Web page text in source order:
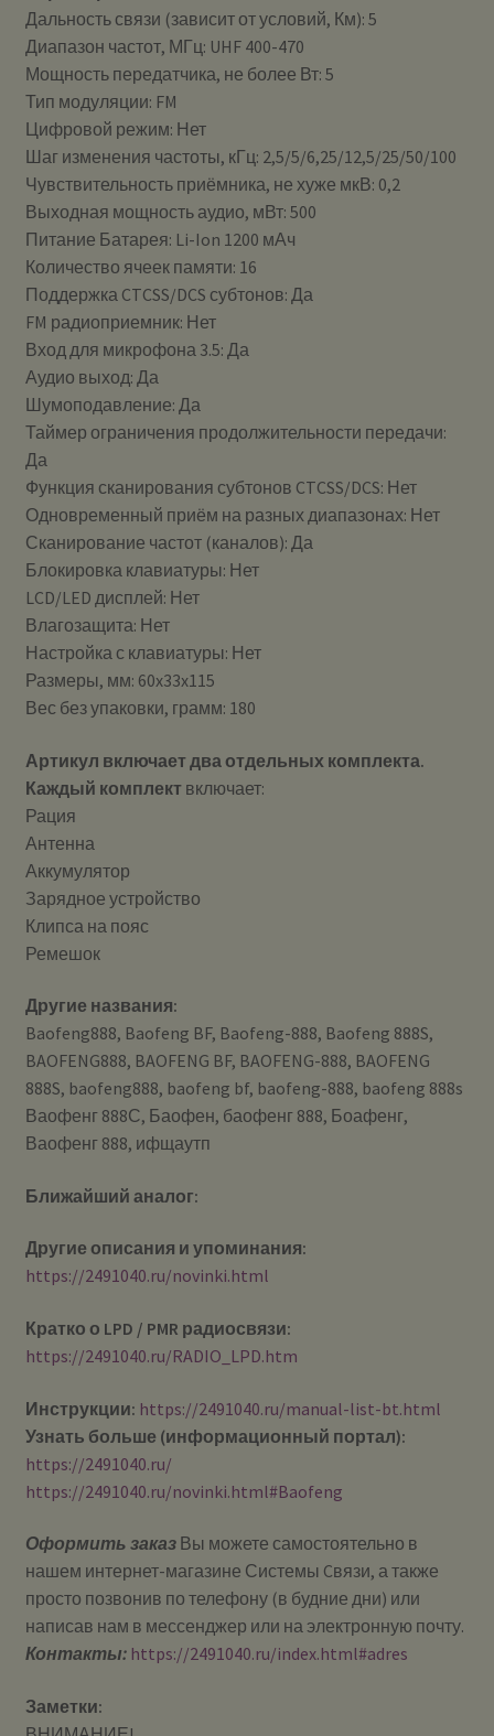
Дальность связи (зависит от условий, Км): 5
Диапазон частот, МГц: UHF 400-470
Мощность передатчика, не более Вт: 5
Тип модуляции: FM
Цифровой режим: Нет
Шаг изменения частоты, кГц: 2,5/5/6,25/12,5/25/50/100
Чувствительность приёмника, не хуже мкВ: 0,2
Выходная мощность аудио, мВт: 500
Питание Батарея: Li-Ion 1200 мАч
Количество ячеек памяти: 16
Поддержка CTCSS/DCS субтонов: Да
FM радиоприемник: Нет
Вход для микрофона 3.5: Да
Аудио выход: Да
Шумоподавление: Да
Таймер ограничения продолжительности передачи:
Да
Функция сканирования субтонов CTCSS/DCS: Нет
Одновременный приём на разных диапазонах: Нет
Сканирование частот (каналов): Да
Блокировка клавиатуры: Нет
LCD/LED дисплей: Нет
Влагозащита: Нет
Настройка с клавиатуры: Нет
Размеры, мм: 60x33x115
Вес без упаковки, грамм: 180
Артикул включает два отдельных комплекта.
Каждый комплектвключает:
Рация
Антенна
Аккумулятор
Зарядное устройство
Клипса на пояс
Ремешок
Другие названия:
Baofeng888, Baofeng BF, Baofeng-888, Baofeng 888S,
BAOFENG888, BAOFENG BF, BAOFENG-888, BAOFENG
888S, baofeng888, baofeng bf, baofeng-888, baofeng 888s
Ваофенг 888С, Баофен, баофенг 888, Боафенг,
Ваофенг 888, ифщаутп
Ближайший аналог:
Другие описания и упоминания:
https://2491040.ru/novinki.html
Кратко о LPD / PMR радиосвязи:
https://2491040.ru/RADIO_LPD.htm
Инструкции: https://2491040.ru/manual-list-bt.html
Узнать больше (информационный портал):
https://2491040.ru/
https://2491040.ru/novinki.html#Baofeng
Оформить заказВы можете самостоятельно в
нашем интернет-магазине Системы Cвязи, а также
просто позвонив по телефону (в будние дни) или
написав нам в мессенджер или на электронную почту.
Контакты: https://2491040.ru/index.html#adres
Заметки: